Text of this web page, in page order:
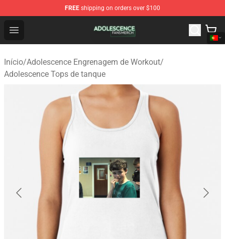
FREE shipping on orders over $100
Open menu
Adolescence Shop - Official Adolescence Merchandise
Início/Adolescence Engrenagem de Workout/
Adolescence Tops de tanque